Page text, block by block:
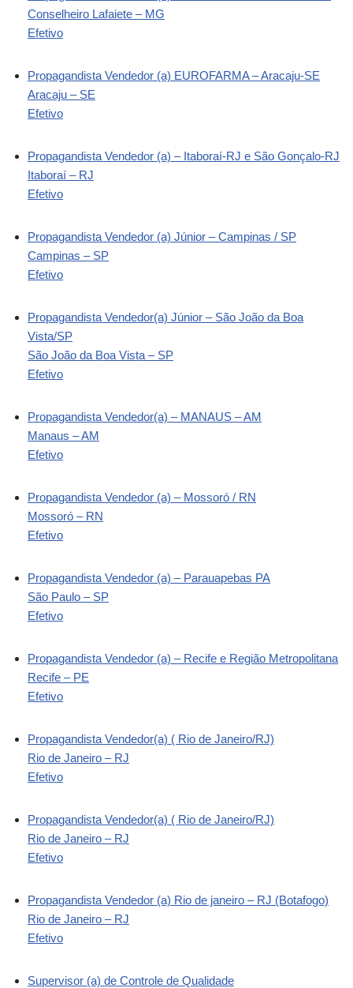
Conselheiro Lafaiete – MG
Efetivo
Propagandista Vendedor (a) EUROFARMA – Aracaju-SE
Aracaju – SE
Efetivo
Propagandista Vendedor (a) – Itaboraí-RJ e São Gonçalo-RJ
Itaboraí – RJ
Efetivo
Propagandista Vendedor (a) Júnior – Campinas / SP
Campinas – SP
Efetivo
Propagandista Vendedor(a) Júnior – São João da Boa
Vista/SP
São João da Boa Vista – SP
Efetivo
Propagandista Vendedor(a) – MANAUS – AM
Manaus – AM
Efetivo
Propagandista Vendedor (a) – Mossoró / RN
Mossoró – RN
Efetivo
Propagandista Vendedor (a) – Parauapebas PA
São Paulo – SP
Efetivo
Propagandista Vendedor (a) – Recife e Região Metropolitana
Recife – PE
Efetivo
Propagandista Vendedor(a) ( Rio de Janeiro/RJ)
Rio de Janeiro – RJ
Efetivo
Propagandista Vendedor(a) ( Rio de Janeiro/RJ)
Rio de Janeiro – RJ
Efetivo
Propagandista Vendedor (a) Rio de janeiro – RJ (Botafogo)
Rio de Janeiro – RJ
Efetivo
Supervisor (a) de Controle de Qualidade